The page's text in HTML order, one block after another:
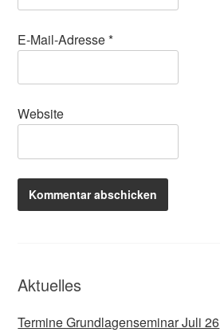
E-Mail-Adresse*
Website
Aktuelles
Termine Grundlagenseminar Juli 26